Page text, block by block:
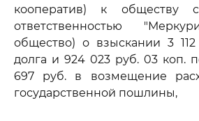
кооператив) к обществу
ответственностью
общество) о взыскании 3
долга и 924 023 руб. 03 коп.
697 руб. в возмещение
государственной пошлины,